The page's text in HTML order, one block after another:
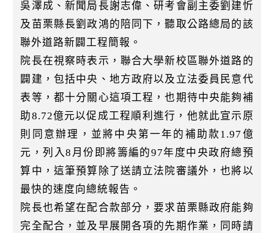
吳澤成、新聞局長謝志偉、研考會副主委劉建忻
及苗栗縣長劉政鴻的陪同下，聽取公路總局的該
聯外道路新闢工程簡報。
院長在視察時表示，聯合大學新校區聯外道路的
闢建，包括中央、地方政府以及立法委員民意代
表等，都十分關心這項工程，也期待中央能夠補
助8.72億元以促成工程順利進行，他就此宣示原
則同意辦理，並將中央第一年的補助款1.97億
元，列入8月份即將籌編的97年度中央政府總預
算中，這筆預算除了送請立法院審議外，也將以
最快的速度向總統報告。
院長也希望在配合款部分，要求苗栗縣政府能夠
完全配合，並及早展開各項的先期作業，同時請